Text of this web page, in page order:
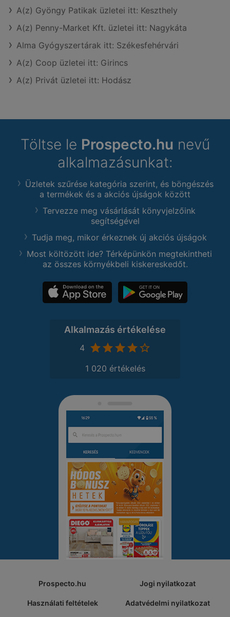
A(z) Gyöngy Patikak üzletei itt: Keszthely
A(z) Penny-Market Kft. üzletei itt: Nagykáta
Alma Gyógyszertárak itt: Székesfehérvári
A(z) Coop üzletei itt: Girincs
A(z) Privát üzletei itt: Hodász
Töltse le Prospecto.hu nevű
alkalmazásunkat:
Üzletek szűrése kategória szerint, és böngészés
a termékek és a akciós újságok között
Tervezze meg vásárlását könyvjelzőink
segítségével
Tudja meg, mikor érkeznek új akciós újságok
Most költözött ide? Térképünkön megtekintheti
az összes környékbeli kiskereskedőt.
Alkalmazás értékelése
4
1 020 értékelés
Prospecto.hu Jogi nyilatkozat
Használati feltételek Adatvédelmi nyilatkozat